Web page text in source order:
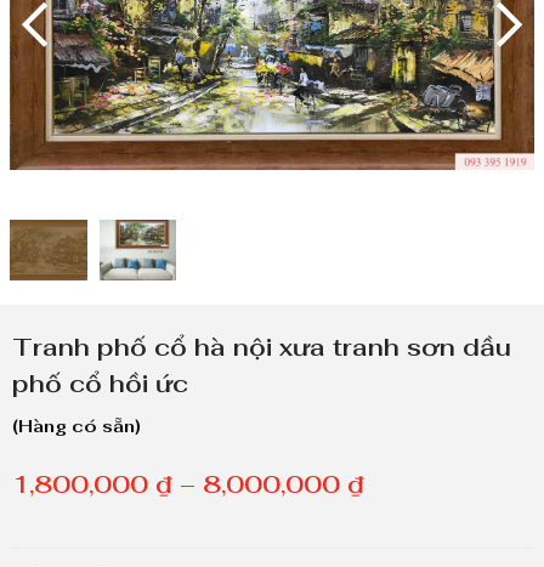
Tranh phố cổ hà nội xưa tranh sơn dầu
phố cổ hồi ức
(Hàng có sẵn)
1,800,000 ₫ – 8,000,000 ₫K